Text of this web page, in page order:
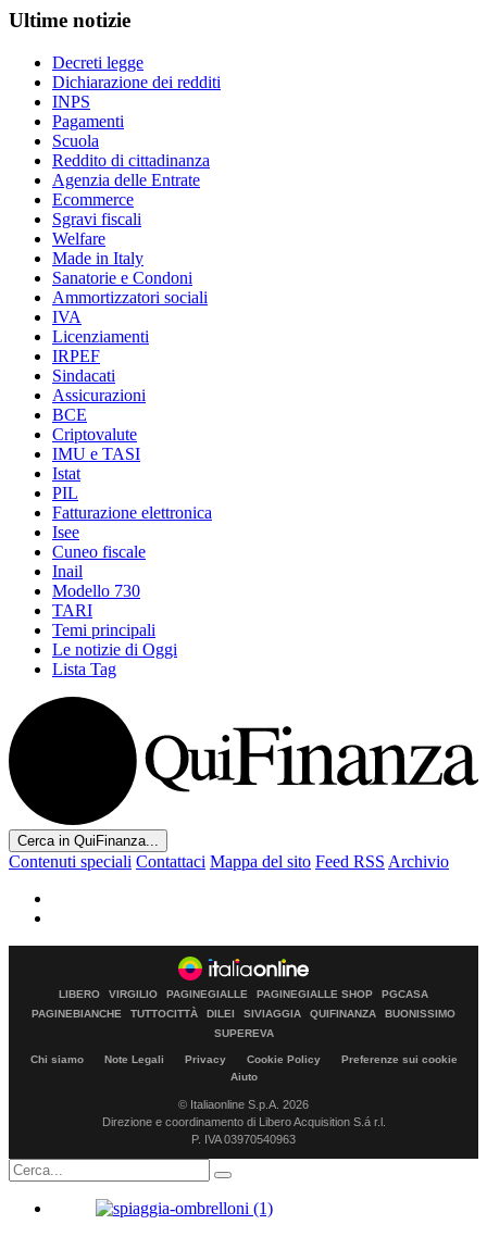
Ultime notizie
Decreti legge
Dichiarazione dei redditi
INPS
Pagamenti
Scuola
Reddito di cittadinanza
Agenzia delle Entrate
Ecommerce
Sgravi fiscali
Welfare
Made in Italy
Sanatorie e Condoni
Ammortizzatori sociali
IVA
Licenziamenti
IRPEF
Sindacati
Assicurazioni
BCE
Criptovalute
IMU e TASI
Istat
PIL
Fatturazione elettronica
Isee
Cuneo fiscale
Inail
Modello 730
TARI
Temi principali
Le notizie di Oggi
Lista Tag
Cerca in QuiFinanza...
Contenuti speciali Contattaci Mappa del sito Feed RSS Archivio
LIBERO VIRGILIO PAGINEGIALLE PAGINEGIALLE SHOP
PGCASA
PAGINEBIANCHE
TUTTOCITTÀ DILEI SIVIAGGIA QUIFINANZA
BUONISSIMO
SUPEREVA
Chi siamo Note Legali Privacy Cookie Policy
Preferenze sui cookie
Aiuto
© Italiaonline S.p.A. 2026
Direzione e coordinamento di Libero Acquisition S.á r.l.
P. IVA 03970540963